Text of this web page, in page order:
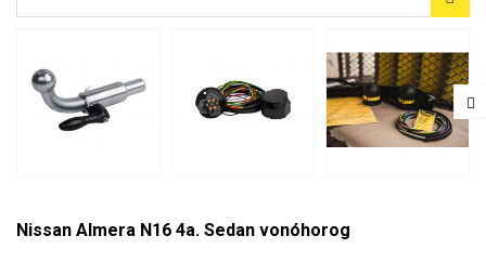
Nissan Almera N16 4a. Sedan vonóhorog